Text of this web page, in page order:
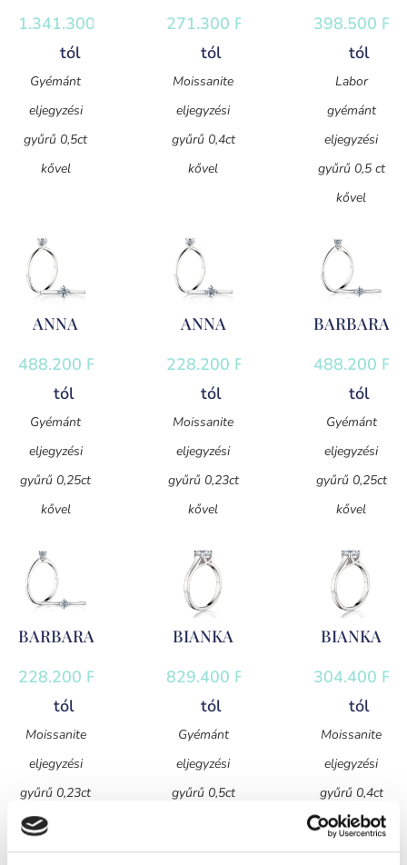
1.341.300
tól
Gyémánt
eljegyzési
gyűrű 0,5ct
kővel
271.300 Ft
tól
Moissanite
eljegyzési
gyűrű 0,4ct
kővel
398.500 Ft
tól
Labor
gyémánt
eljegyzési
gyűrű 0,5 ct
kővel
ANNA
488.200 Ft
tól
Gyémánt
eljegyzési
gyűrű 0,25ct
kővel
ANNA
228.200 Ft
tól
Moissanite
eljegyzési
gyűrű 0,23ct
kővel
BARBARA
488.200 Ft
tól
Gyémánt
eljegyzési
gyűrű 0,25ct
kővel
BARBARA
228.200 Ft
tól
Moissanite
eljegyzési
gyűrű 0,23ct
kővel
BIANKA
829.400 Ft
tól
Gyémánt
eljegyzési
gyűrű 0,5ct
BIANKA
304.400 Ft
tól
Moissanite
eljegyzési
gyűrű 0,4ct
kővel